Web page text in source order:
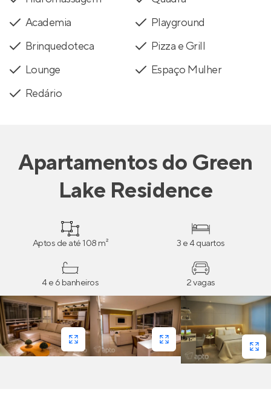
Academia
Playground
Brinquedoteca
Pizza e Grill
Lounge
Espaço Mulher
Redário
Apartamentosdo Green
Lake Residence
Aptos de até 108 m² 3 e 4 quartos
4 e 6 banheiros 2 vagas